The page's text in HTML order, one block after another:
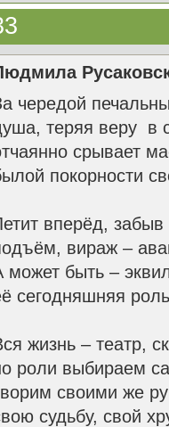
чередой
теряя веру в
срывает
покорности
вперёд,
вираж –
может быть –
сегодняшняя
жизнь – театр,
роли выбираем
своими же
судьбу, свой